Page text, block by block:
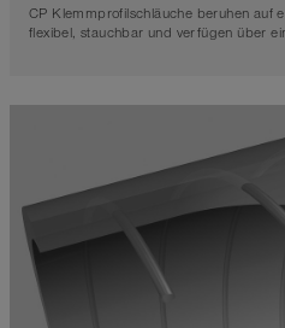
CP Klemmprofilschläuche beruhen auf
flexibel, stauchbar und verfügen über